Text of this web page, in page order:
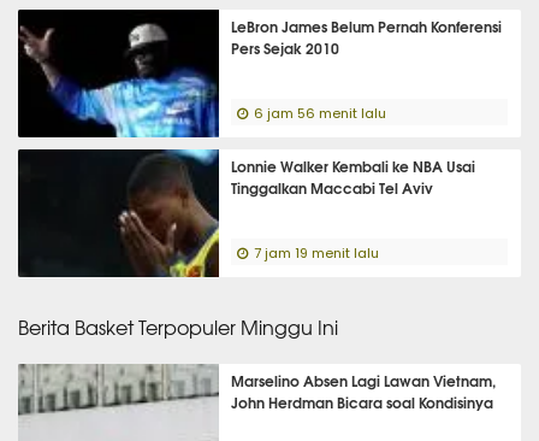
LeBron James Belum Pernah Konferensi
Pers Sejak 2010
6 jam 56 menit lalu
Lonnie Walker Kembali ke NBA Usai
Tinggalkan Maccabi Tel Aviv
7 jam 19 menit lalu
Berita Basket Terpopuler Minggu Ini
Marselino Absen Lagi Lawan Vietnam,
John Herdman Bicara soal Kondisinya